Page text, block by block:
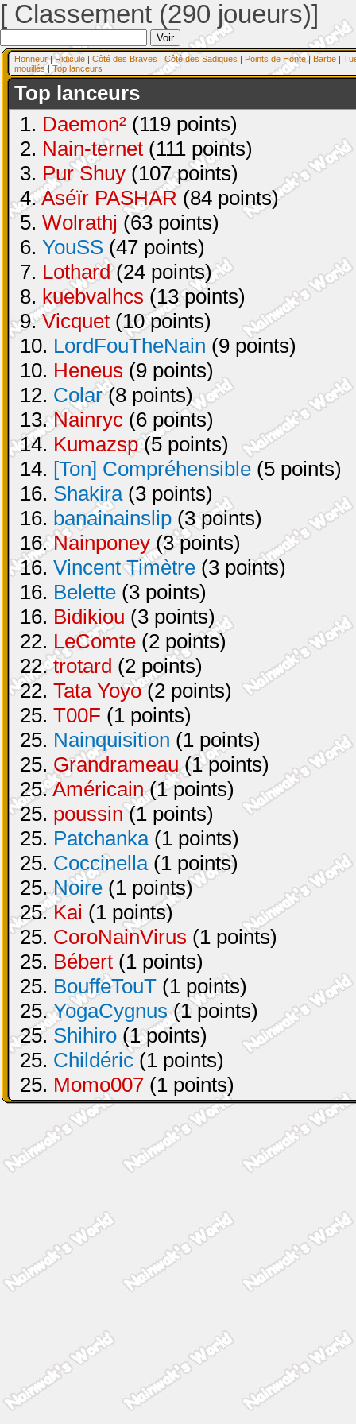
[ Classement (290 joueurs)]
Honneur|Ridicule | Côté des Braves | Côté des Sadiques | Points de Honte| Barbe |
mouillés| Top lanceurs
Top lanceurs
1. Daemon² (119 points)
2. Nain-ternet (111 points)
3. Pur Shuy (107 points)
4.Aséïr PASHAR (84 points)
5. Wolrathj (63 points)
6. YouSS (47 points)
7. Lothard(24 points)
8. kuebvalhcs (13 points)
9.Vicquet (10 points)
10. LordFouTheNain (9 points)
10. Heneus (9 points)
12. Colar(8 points)
13.Nainryc (6 points)
14. Kumazsp(5 points)
14. [Ton] Compréhensible (5 points)
16. Shakira(3 points)
16. banainainslip (3 points)
16.Nainponey(3 points)
16. Vincent Timètre (3 points)
16. Belette (3 points)
16. Bidikiou (3 points)
22. LeComte (2 points)
22.trotard (2 points)
22. Tata Yoyo(2 points)
25. T00F (1 points)
25. Nainquisition (1 points)
25. Grandrameau(1 points)
25.Américain(1 points)
25. poussin(1 points)
25. Patchanka(1 points)
25. Coccinella(1 points)
25.Noire (1 points)
25.Kai (1 points)
25. CoroNainVirus (1 points)
25. Bébert (1 points)
25. BouffeTouT (1 points)
25.YogaCygnus(1 points)
25.Shihiro (1 points)
25. Childéric (1 points)
25. Momo007 (1 points)